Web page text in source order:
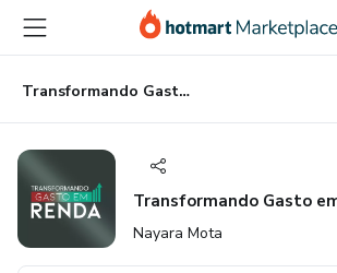
para
conteúdo
principal
para
pagamento
para
rodapé
Transformando Gasto em Renda
Transformando Gasto
Nayara Mota